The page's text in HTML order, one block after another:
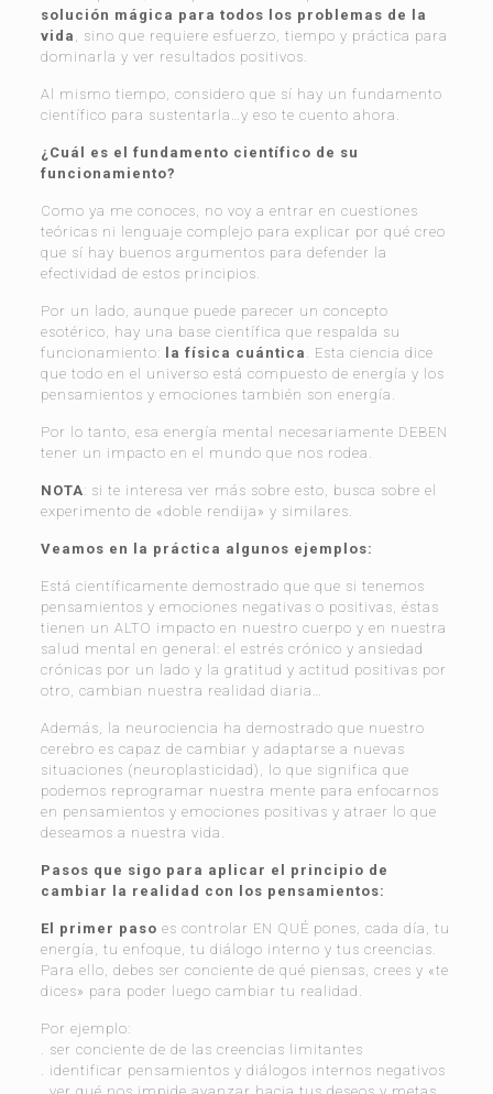
solución mágica para todos los problemas de la
vida
, sino que requiere esfuerzo, tiempo y práctica para
dominarla y ver resultados positivos.
Al mismo tiempo, considero que sí hay un fundamento
científico para sustentarla…y eso te cuento ahora.
¿Cuál es el fundamento científico de su
funcionamiento?
Como ya me conoces, no voy a entrar en cuestiones
teóricas ni lenguaje complejo para explicar por qué creo
que sí hay buenos argumentos para defender la
efectividad de estos principios.
Por un lado, aunque puede parecer un concepto
esotérico, hay una base científica que respalda su
funcionamiento: la física cuántica
. Esta ciencia dice
que todo en el universo está compuesto de energía y los
pensamientos y emociones también son energía.
Por lo tanto, esa energía mental necesariamente DEBEN
tener un impacto en el mundo que nos rodea.
NOTA: si te interesa ver más sobre esto, busca sobre el
experimento de «doble rendija» y similares.
Veamos en la práctica algunos ejemplos:
Está científicamente demostrado que que si tenemos
pensamientos y emociones negativas o positivas, éstas
tienen un ALTO impacto en nuestro cuerpo y en nuestra
salud mental en general: el estrés crónico y ansiedad
crónicas por un lado y la gratitud y actitud positivas por
otro, cambian nuestra realidad diaria…
Además, la neurociencia ha demostrado que nuestro
cerebro es capaz de cambiar y adaptarse a nuevas
situaciones (neuroplasticidad), lo que significa que
podemos reprogramar nuestra mente para enfocarnos
en pensamientos y emociones positivas y atraer lo que
deseamos a nuestra vida.
Pasos que sigo para aplicar el principio de
cambiar la realidad con los pensamientos:
El primer pasoes controlar EN QUÉ pones, cada día, tu
energía, tu enfoque, tu diálogo interno y tus creencias.
Para ello, debes ser conciente de qué piensas, crees y «te
dices» para poder luego cambiar tu realidad.
Por ejemplo:
. ser conciente de de las creencias limitantes
. identificar pensamientos y diálogos internos negativos